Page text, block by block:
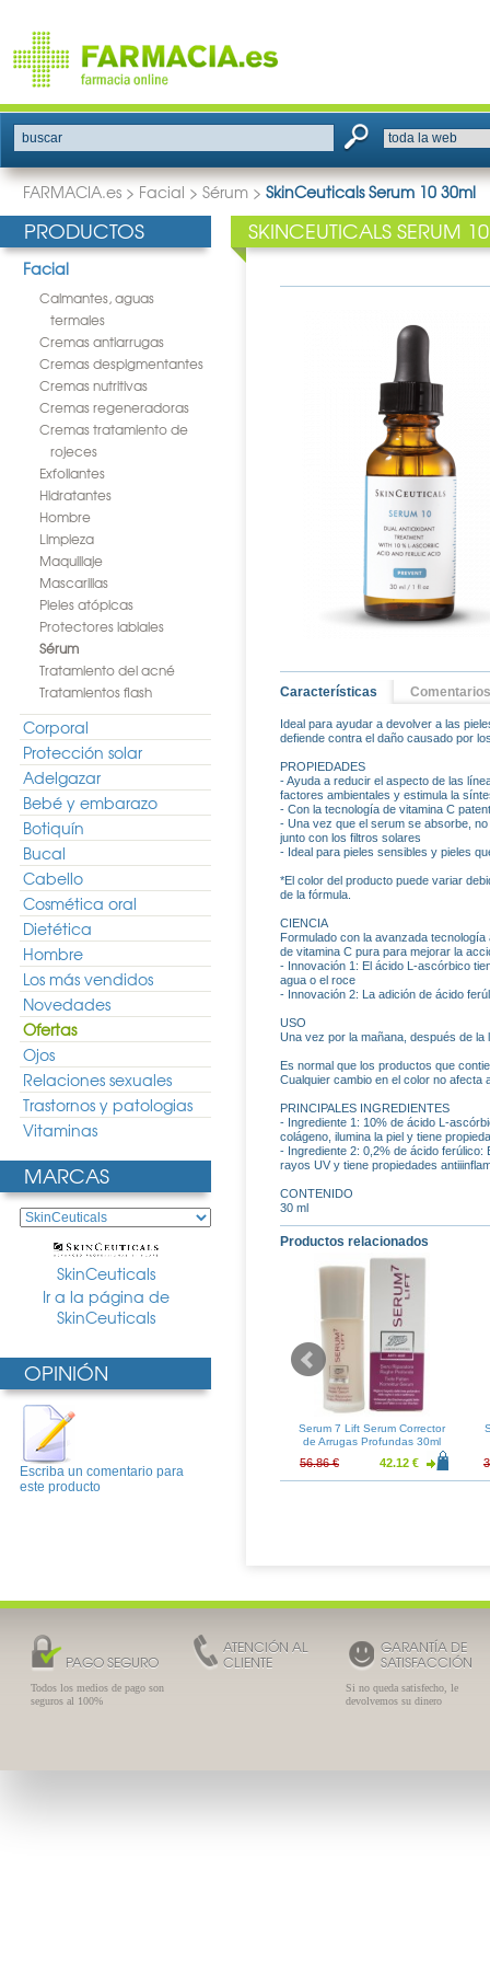
buscar
FARMACIA.es > Facial > Sérum > SkinCeuticals Serum 10 30ml
PRODUCTOS
Facial
Calmantes, aguas
termales
Cremas antiarrugas
Cremas despigmentantes
Cremas nutritivas
Cremas regeneradoras
Cremas tratamiento de
rojeces
Exfoliantes
Hidratantes
Hombre
Limpieza
Maquillaje
Mascarillas
Pieles atópicas
Protectores labiales
Sérum
Tratamiento del acné
Tratamientos flash
Corporal
Protección solar
Adelgazar
Bebé y embarazo
Botiquín
Bucal
Cabello
Cosmética oral
Dietética
Hombre
Los más vendidos
Novedades
Ofertas
Ojos
Relaciones sexuales
Trastornos y patologias
Vitaminas
MARCAS
SkinCeuticals
Ir a la página de
SkinCeuticals
OPINIÓN
Escriba un comentario para
este producto
SKINCEUTICALS SERUM
Características Comentarios
Ideal para ayudar a devolver a las
defiende contra el daño causado por
PROPIEDADES
- Ayuda a reducir el aspecto de las
factores ambientales y estimula la
- Con la tecnología de vitamina C
- Una vez que el serum se absorbe,
junto con los filtros solares
- Ideal para pieles sensibles y pieles
*El color del producto puede variar
de la fórmula.
CIENCIA
Formulado con la avanzada
de vitamina C pura para mejorar la
- Innovación 1: El ácido L-ascórbico
agua o el roce
- Innovación 2: La adición de ácido
USO
Una vez por la mañana, después de
Es normal que los productos que
Cualquier cambio en el color no afecta
PRINCIPALES INGREDIENTES
- Ingrediente 1: 10% de ácido L-
colágeno, ilumina la piel y tiene
- Ingrediente 2: 0,2% de ácido ferúlico:
rayos UV y tiene propiedades
CONTENIDO
30 ml
Productos relacionados
Phloretin CF
146.20 €
Serum 7 Lift Serum Corrector
de Arrugas Profundas 30ml
56.86 € 42.12 €
PAGO SEGURO
Todos los medios de pago son
seguros al 100%
ATENCIÓN AL
CLIENTE
GARANTÍA DE
SATISFACCIÓN
Si no queda satisfecho, le
devolvemos su dinero